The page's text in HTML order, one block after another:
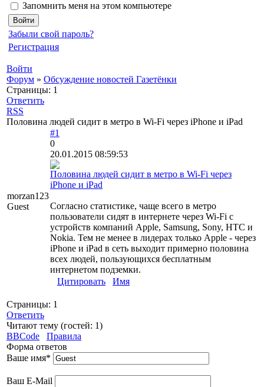
Запомнить меня на этом компьютере
Забыли свой пароль?
Регистрация
Войти
Форум » Обсуждение новостей Газетёнки
Страницы: 1
Ответить
RSS
Половина людей сидит в метро в Wi-Fi через iPhone и iPad
morzan123
Guest
#1
0
20.01.2015 08:59:53
Половина людей сидит в метро в Wi-Fi через
iPhone и iPad
Согласно статистике, чаще всего в метро
пользователи сидят в интернете через Wi-Fi с
устройств компаний Apple, Samsung, Sony, HTC и
Nokia. Тем не менее в лидерах только Apple - через
iPhone и iPad в сеть выходит примерно половина
всех людей, пользующихся бесплатным
интернетом подземки.
Цитировать
Имя
Страницы: 1
Ответить
Читают тему (гостей: 1)
BBCode
Правила
Форма ответов
Ваше имя*
Ваш E-Mail